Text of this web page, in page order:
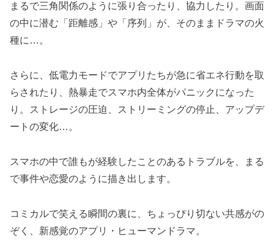
まるで三角関係のように張り合ったり、協力したり。画面
の中に潜む「距離感」や「序列」が、そのままドラマの火
種に…。
さらに、低電力モードでアプリたちが急に省エネ行動を取
らされたり、熱暴走でスマホ内全体がパニックになった
り。ストレージの圧迫、ストリーミングの停止、アップデ
ートの変化…。
スマホの中で誰もが経験したことのあるトラブルを、まる
で事件や恋愛のように描き出します。
コミカルで笑える瞬間の裏に、ちょっぴり切ない共感がの
ぞく、新感覚のアプリ・ヒューマンドラマ。